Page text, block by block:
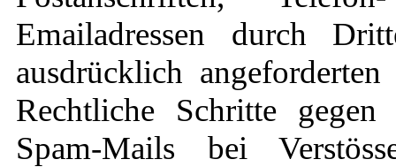
Emailadressen durch
ausdrücklich
Rechtliche Schritte
Spam-Mails bei